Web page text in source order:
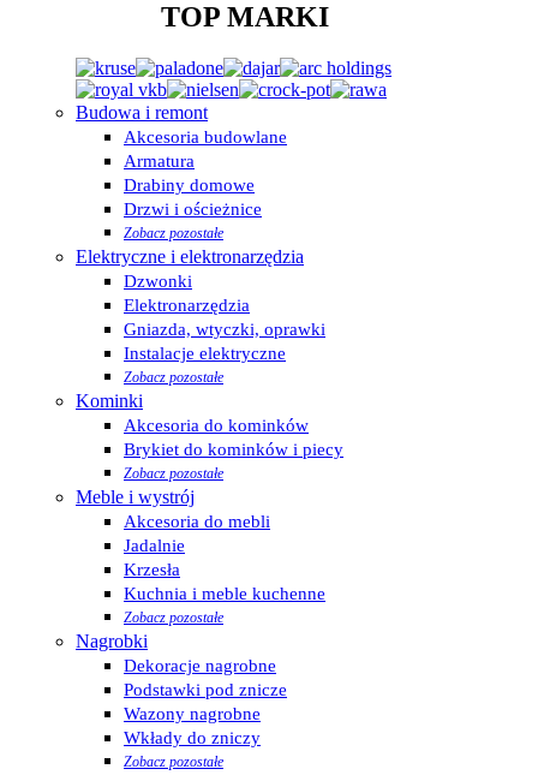
TOP MARKI
Budowa i remont
Akcesoria budowlane
Armatura
Drabiny domowe
Drzwi i ościeżnice
Zobacz pozostałe
Elektryczne i elektronarzędzia
Dzwonki
Elektronarzędzia
Gniazda, wtyczki, oprawki
Instalacje elektryczne
Zobacz pozostałe
Kominki
Akcesoria do kominków
Brykiet do kominków i piecy
Zobacz pozostałe
Meble i wystrój
Akcesoria do mebli
Jadalnie
Krzesła
Kuchnia i meble kuchenne
Zobacz pozostałe
Nagrobki
Dekoracje nagrobne
Podstawki pod znicze
Wazony nagrobne
Wkłady do zniczy
Zobacz pozostałe